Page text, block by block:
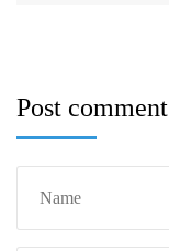
Post comment